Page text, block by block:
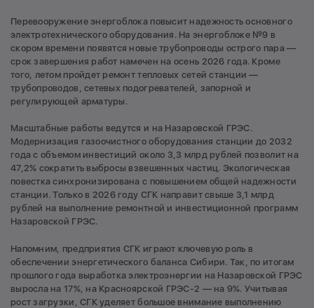
Перевооружение энергоблока повысит надежность основного
электротехнического оборудования. На энергоблоке №9 в
скором времени появятся новые трубопроводы острого пара —
срок завершения работ намечен на осень 2026 года. Кроме
того, летом пройдет ремонт тепловых сетей станции —
трубопроводов, сетевых подогревателей, запорной и
регулирующей арматуры.
Масштабные работы ведутся и на Назаровской ГРЭС.
Модернизация газоочистного оборудования станции до 2032
года с объемом инвестиций около 3,3 млрд рублей позволит на
47,2% сократить выбросы взвешенных частиц. Экологическая
повестка синхронизирована с повышением общей надежности
станции. Только в 2026 году СГК направит свыше 3,1 млрд
рублей на выполнение ремонтной и инвестиционной программ
Назаровской ГРЭС.
Напомним, предприятия СГК играют ключевую роль в
обеспечении энергетического баланса Сибири. Так, по итогам
прошлого года выработка электроэнергии на Назаровской ГРЭС
выросла на 17%, на Красноярской ГРЭС-2 — на 9%. Учитывая
рост загрузки, СГК уделяет большое внимание выполнению